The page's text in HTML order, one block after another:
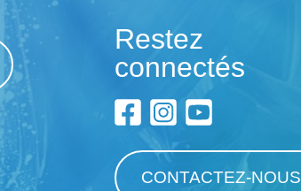
Restez
connectés
CONTACTEZ-NOUS